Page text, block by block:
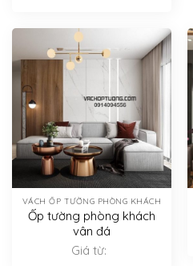
VÁCH ỐP TƯỜNG PHÒNG KHÁCH
Ốp tường phòng khách
vân đá
Giá từ: